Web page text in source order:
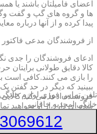
اعضای فامیلتان باشند یا
ها و گروه های گپ و گفت وگو
پیدا کرده و از آنها درباره
از فروشندگان مدعی فاکتور
ادعای فروشندگان را جدی
کالا دقایق طولانی
را بازی می کنند.کافی است
ببینید که دیگر در حد گفتن
فروشنده ادعا می کند
شده ای دارد،از او بخواهید
شفاف در فاکتور خریدتان
کمک می کند تا اگر برای
تلفن تماس فوری لوازم
خانگی امجدیه خاقانی